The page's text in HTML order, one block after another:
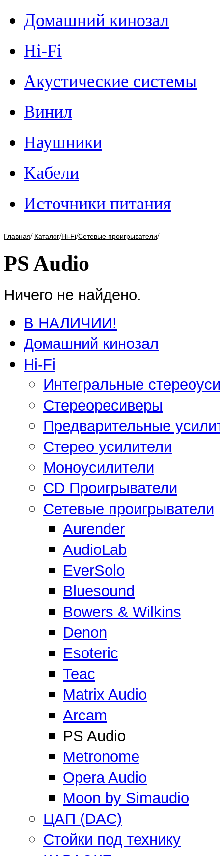
Домашний кинозал
Hi-Fi
Акустические системы
Винил
Наушники
Kабели
Источники питания
Главная/ Каталог/Hi-Fi/Сетевые проигрыватели/
PS Audio
Ничего не найдено.
В НАЛИЧИИ!
Домашний кинозал
Hi-Fi
Интегральные
Стереоресиверы
Предварительные
Стерео усилители
Моноусилители
CD Проигрыватели
Сетевые проигрыватели
Aurender
AudioLab
EverSolo
Bluesound
Bowers & Wilkins
Denon
Esoteric
Teac
Matrix Audio
Arcam
PS Audio
Metronome
Opera Audio
Moon by Simaudio
ЦАП (DAC)
Стойки под технику